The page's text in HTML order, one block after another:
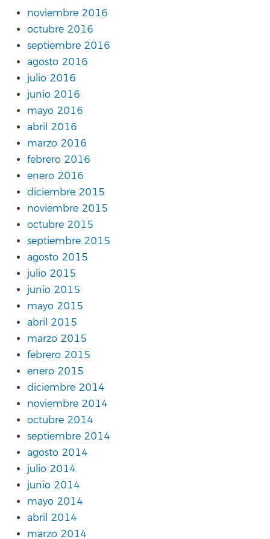
noviembre 2016
octubre 2016
septiembre 2016
agosto 2016
julio 2016
junio 2016
mayo 2016
abril 2016
marzo 2016
febrero 2016
enero 2016
diciembre 2015
noviembre 2015
octubre 2015
septiembre 2015
agosto 2015
julio 2015
junio 2015
mayo 2015
abril 2015
marzo 2015
febrero 2015
enero 2015
diciembre 2014
noviembre 2014
octubre 2014
septiembre 2014
agosto 2014
julio 2014
junio 2014
mayo 2014
abril 2014
marzo 2014